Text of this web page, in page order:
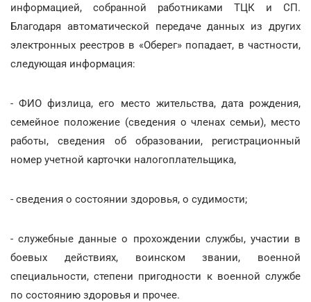
информацией, собранной работниками ТЦК и СП.
Благодаря автоматической передаче данных из других
электронных реестров в «Оберег» попадает, в частности,
следующая информация:
- ФИО физлица, его место жительства, дата рождения,
семейное положение (сведения о членах семьи), место
работы, сведения об образовании, регистрационный
номер учетной карточки налогоплательщика,
- сведения о состоянии здоровья, о судимости;
- служебные данные о прохождении службы, участии в
боевых действиях, воинском звании, военной
специальности, степени пригодности к военной службе
по состоянию здоровья и прочее.